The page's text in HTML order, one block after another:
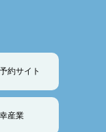
約サイト
産業